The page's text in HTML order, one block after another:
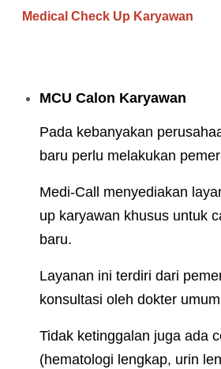
Medical Check Up Karyawan
MCU Calon Karyawan
Pada kebanyakan
baru perlu melakukan
Medi-Call menyediakan
up karyawan khusus untuk
baru.
Layanan ini terdiri dari
konsultasi oleh dokter
Tidak ketinggalan juga ada
(hematologi lengkap, urin